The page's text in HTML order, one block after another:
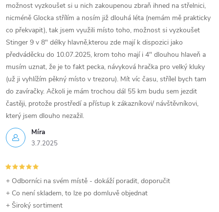
Míra
3.7.2025
možnost vyzkoušet si u nich zakoupenou zbraň ihned na střelnici,
nicméně Glocka střílím a nosím již dlouhá léta (nemám mě prakticky
co překvapit), tak jsem využili místo toho, možnost si vyzkoušet
Stinger 9 v 8" délky hlavně,kterou zde mají k dispozici jako
předváděcku do 10.07.2025, krom toho mají i 4" dlouhou hlaveň a
musím uznat, že je to fakt pecka, návyková hračka pro velký kluky
(už ji vyhlížím pěkný místo v trezoru). Mít víc času, střílel bych tam
do zavíračky. Ačkoli je mám trochou dál 55 km budu sem jezdit
častěji, protože prostředí a přístup k zákazníkovi/ návštěvníkovi,
který jsem dlouho nezažil.
+ Odborníci na svém místě - dokáží poradit, doporučit
+ Co není skladem, to lze po domluvě objednat
+ Široký sortiment